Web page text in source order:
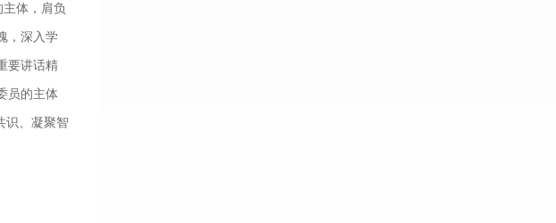
体，肩负
，深入学
要讲话精
员的主体
识、凝聚智